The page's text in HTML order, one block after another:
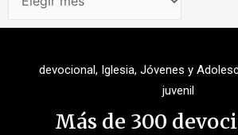
devocional, Iglesia, Jóvenes y
juvenil
Más de 300